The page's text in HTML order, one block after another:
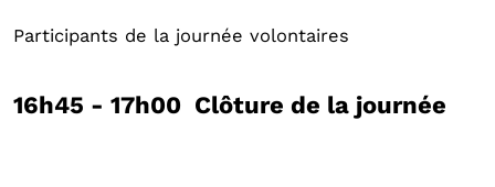
Participants de la journée volontaires
16h45 - 17h00 Clôture de la journée